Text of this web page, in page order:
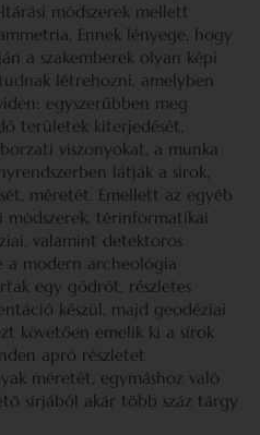
módszerek mellett
Ennek lényege, hogy
a szakemberek olyan képi
létrehozni, amelyben
egyszerűbben meg
területek kiterjedését,
viszonyokat, a munka
látják a sírok,
méretét. Emellett az egyéb
módszerek, térinformatikai
valamint detektoros
a modern archeológia
egy gödröt, részletes
készül, majd geodéziai
követően emelik ki a sírok
apró részletet
méretét, egymáshoz való
sírjából akár több száz tárgy